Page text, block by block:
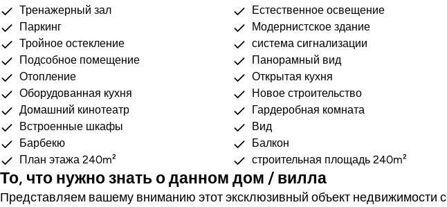
Тренажерный зал
Естественное освещение
Паркинг
Модернистское здание
Тройное остекление
система сигнализации
Подсобное помещение
Панорамный вид
Отопление
Открытая кухня
Оборудованная кухня
Новое строительство
Домашний кинотеатр
Гардеробная комната
Встроенные шкафы
Вид
Барбекю
Балкон
План этажа 240m²
строительная площадь 240m²
То, что нужно знать о данном дом / вилла
Представляем вашему вниманию этот эксклюзивный объект недвижимости с